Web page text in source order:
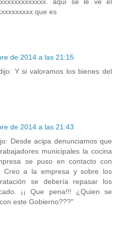
aqui se le ve el
que es
de 2014 a las 21:15
Y si valoramos los bienes del
de 2014 a las 21:43
Desde acipa denunciamos que
municipales la cocina
se puso en contacto con
Creo a la empresa y sobre los
se debería repasar los
¡¡ Que pena!!! ¿Quien se
este Gobierno???"